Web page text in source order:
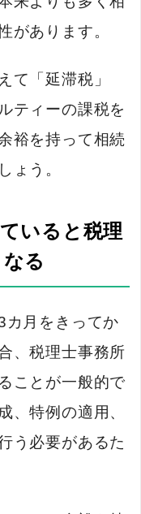
があります。
て「延滞税」
ティーの課税を
裕を持って相続
ょう。
いると税理
る
カ月をきってか
、税理士事務所
ことが一般的で
、特例の適用、
う必要があるた